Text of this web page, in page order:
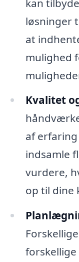
kan
løsninger
at
mulighed
Kvalitet
af
indsamle
vurdere,
op til dine